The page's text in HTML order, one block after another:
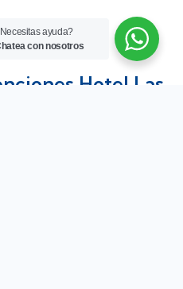
Hotel Las
ayuda?
con nosotros